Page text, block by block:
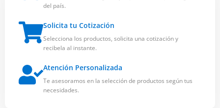
del país.
Solicita tu Cotización
Selecciona los productos, solicita una cotización y
recibela al instante.
Atención Personalizada
Te asesoramos en la selección de productos según tus
necesidades.